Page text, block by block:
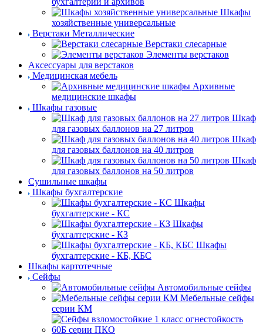
Шкафы
хозяйственные универсальные
Верстаки Металлические
Верстаки слесарные
Элементы верстаков
Аксессуары для верстаков
Медицинская мебель
Архивные
медицинские шкафы
Шкафы газовые
Шкаф
для газовых баллонов на 27 литров
Шкаф
для газовых баллонов на 40 литров
Шкаф
для газовых баллонов на 50 литров
Сушильные шкафы
Шкафы бухгалтерские
Шкафы
бухгалтерские - КС
Шкафы
бухгалтерские - КЗ
Шкафы
бухгалтерские - КБ, КБС
Шкафы картотечные
Сейфы
Автомобильные сейфы
Мебельные сейфы
серии КМ